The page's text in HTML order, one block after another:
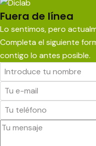
Fuera de línea
Lo sentimos, pero
Completa el siguiente
contigo lo antes posible.